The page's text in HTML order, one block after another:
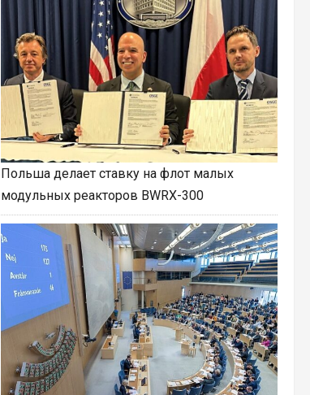
Польша делает ставку на флот малых
модульных реакторов BWRX-300